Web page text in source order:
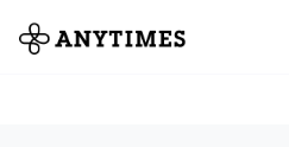
全て